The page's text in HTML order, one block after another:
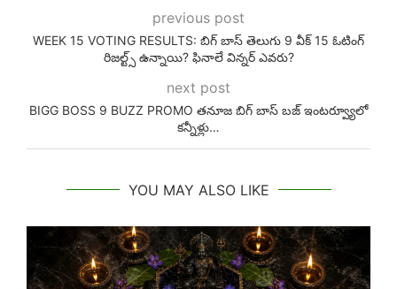
previous post
WEEK 15 VOTING RESULTS: బిగ్ బాస్ తెలుగు 9 వీక్ 15 ఓటింగ్
రిజల్ట్స్ ఉన్నాయి? ఫినాలే విన్నర్ ఎవరు?
next post
BIGG BOSS 9 BUZZ PROMO తనూజ బిగ్ బాస్ బజ్ ఇంటర్వ్యూలో
కన్నీళ్లు…
YOU MAY ALSO LIKE